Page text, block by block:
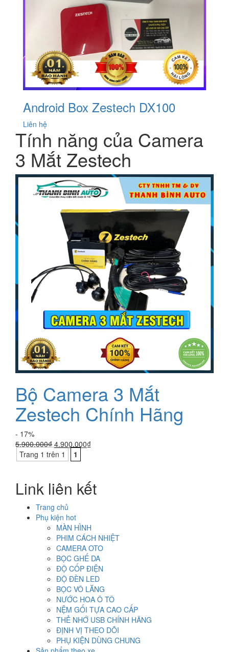
Android Box Zestech DX100
Liên hệ
Tính năng của Camera
3 Mắt Zestech
Bộ Camera 3 Mắt
Zestech Chính Hãng
- 17%
5.900.000₫ Giá
gốc
là:
4.900.000₫Giá
4.900.000₫.
Trang 1 trên 1 1
Link liên kết
Trang chủ
Phụ kiện hot
MÀN HÌNH
PHIM CÁCH NHIỆT
CAMERA OTO
BỌC GHẾ DA
ĐỘ CỐP ĐIỆN
ĐỘ ĐÈN LED
BỌC VÔ LĂNG
NƯỚC HOA Ô TÔ
NỆM GỐI TỰA CAO CẤP
THẺ NHỚ USB CHÍNH HÃNG
ĐỊNH VỊ THEO DÕI
PHỤ KIỆN DÙNG CHUNG